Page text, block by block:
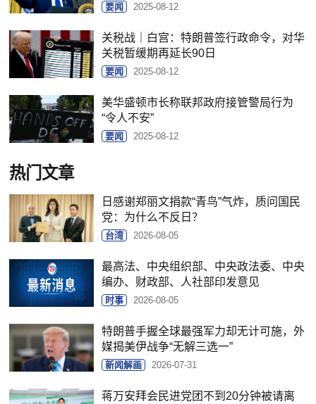
要闻 2025-08-12
关税战｜白宫：特朗普签行政命令，对华
关税暂缓期再延长90日
要闻 2025-08-12
美华盛顿市长称联邦政府接管警局行为
“令人不安”
要闻 2025-08-12
热门文章
日感谢郑丽文捐款“青鸟”气炸，质问国民
党：为什么不反日？
台湾 2026-08-05
最高法、中央组织部、中央政法委、中央
编办、财政部、人社部印发意见
时事 2026-08-05
特朗普手握全球最强军力却无计可施，外
媒揭美伊战争“无解三选一”
新闻解画 2026-07-31
蒋万安拜会民进党团不到20分钟被请离